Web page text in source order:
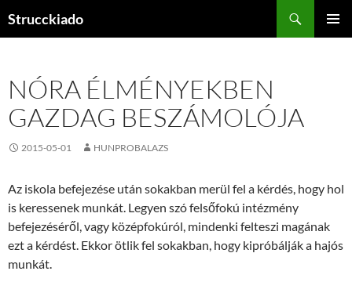
Strucckiado
NÓRA ÉLMÉNYEKBEN
GAZDAG BESZÁMOLÓJA
2015-05-01 HUNPROBALAZS
Az iskola befejezése után sokakban merül fel a kérdés, hogy hol
is keressenek munkát. Legyen szó felsőfokú intézmény
befejezéséről, vagy középfokúról, mindenki felteszi magának
ezt a kérdést. Ekkor ötlik fel sokakban, hogy kipróbálják a hajós
munkát.